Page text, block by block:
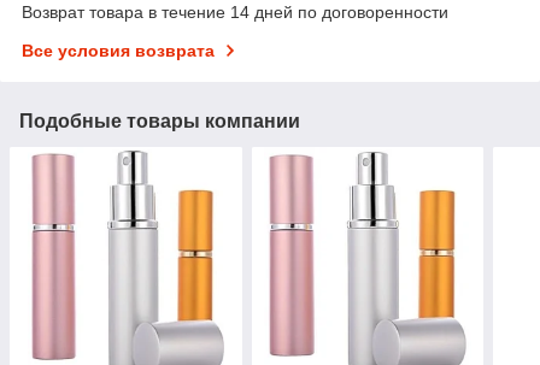
Возврат товара в течение 14 дней по договоренности
Все условия возврата
Подобные товары компании